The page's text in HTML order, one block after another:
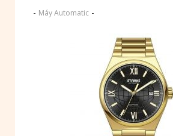
- Máy Automatic -